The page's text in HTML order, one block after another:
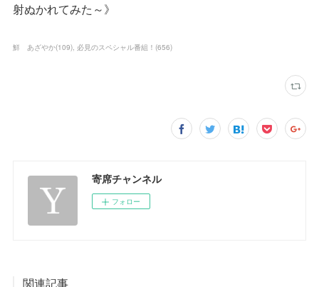
射ぬかれてみた～》
鮮 あざやか(109) 必見のスペシャル番組！ (656)
寄席チャンネル
フォロー
関連記事